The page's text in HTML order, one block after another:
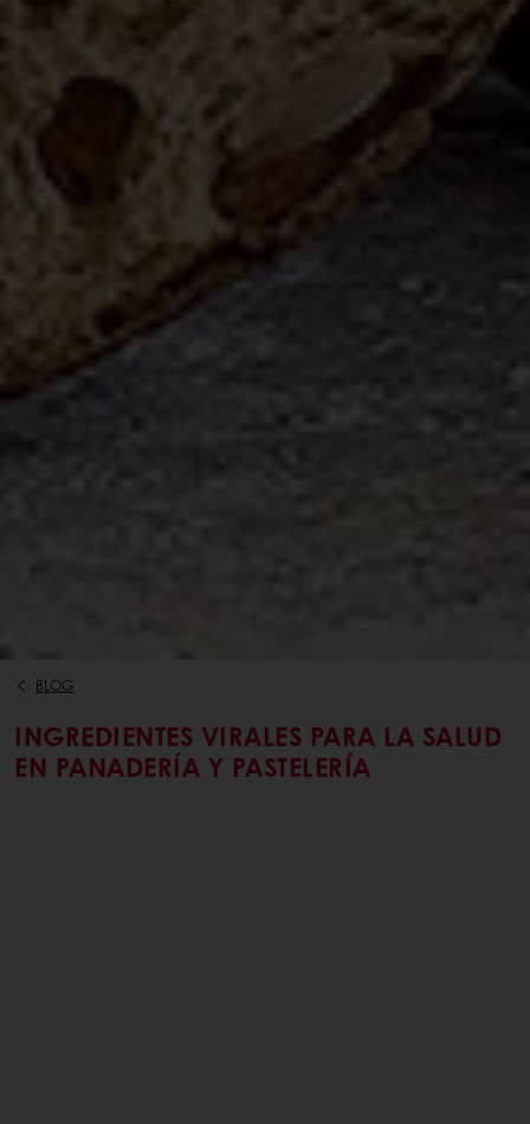
BLOG
INGREDIENTES VIRALES PARA LA SALUD
EN PANADERÍA Y PASTELERÍA